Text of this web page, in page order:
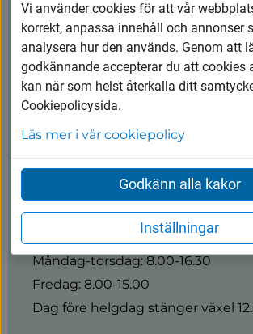
Kontakt
Vårgårda kommun
0322-600 600
Kungsgatan 45, 447 80
Måndag-torsdag: 8.00-16.30
Fredag: 8.00-15.00
Dag före helgdag stänger växel
Vi använder cookies för att vår
korrekt, anpassa innehåll och annonser
analysera hur den används. Genom att
godkännande accepterar du att cookies
kan när som helst återkalla ditt
Cookiepolicysida.
Läs mer i vår cookiepolicy
Godkänn alla kakor
Inställningar